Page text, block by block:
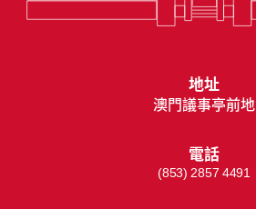
地址
澳門議事亭前地
電話
(853) 2857 4491